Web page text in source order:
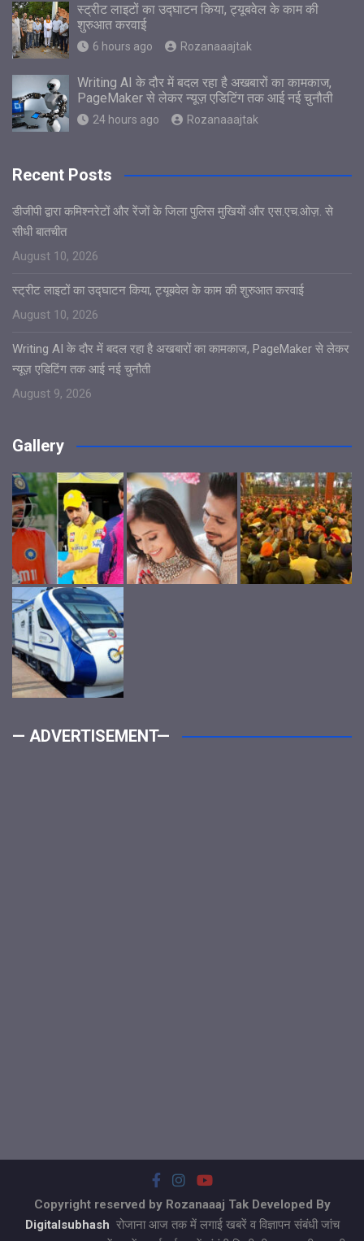
स्ट्रीट लाइटों का उद्घाटन किया, ट्यूबवेल के काम की
शुरुआत करवाई
6 hours ago Rozanaaajtak
Writing AI के दौर में बदल रहा है अखबारों का कामकाज,
PageMaker से लेकर न्यूज़ एडिटिंग तक आई नई चुनौती
24 hours ago Rozanaaajtak
Recent Posts
डीजीपी द्वारा कमिश्नरेटों और रेंजों के जिला पुलिस मुखियों और एस.एच.ओज़. से
सीधी बातचीत
August 10, 2026
स्ट्रीट लाइटों का उद्घाटन किया, ट्यूबवेल के काम की शुरुआत करवाई
August 10, 2026
Writing AI के दौर में बदल रहा है अखबारों का कामकाज, PageMaker से लेकर
न्यूज़ एडिटिंग तक आई नई चुनौती
August 9, 2026
Gallery
— ADVERTISEMENT—
Copyright reserved by Rozanaaaj Tak Developed By
Digitalsubhash रोजाना आज तक में लगाई खबरें व विज्ञापन संबंधी जांच